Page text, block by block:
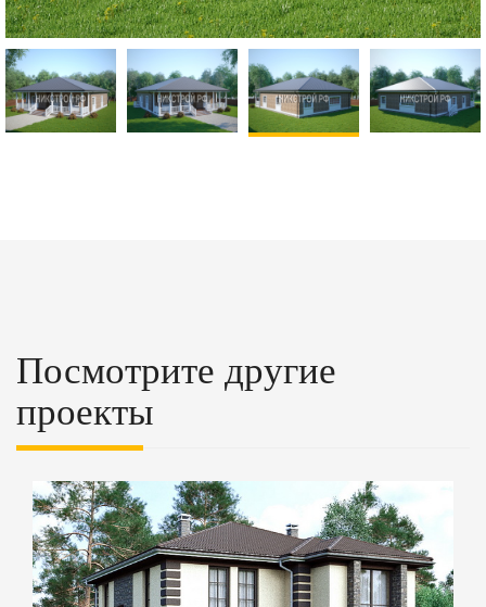
Посмотрите другие
проекты